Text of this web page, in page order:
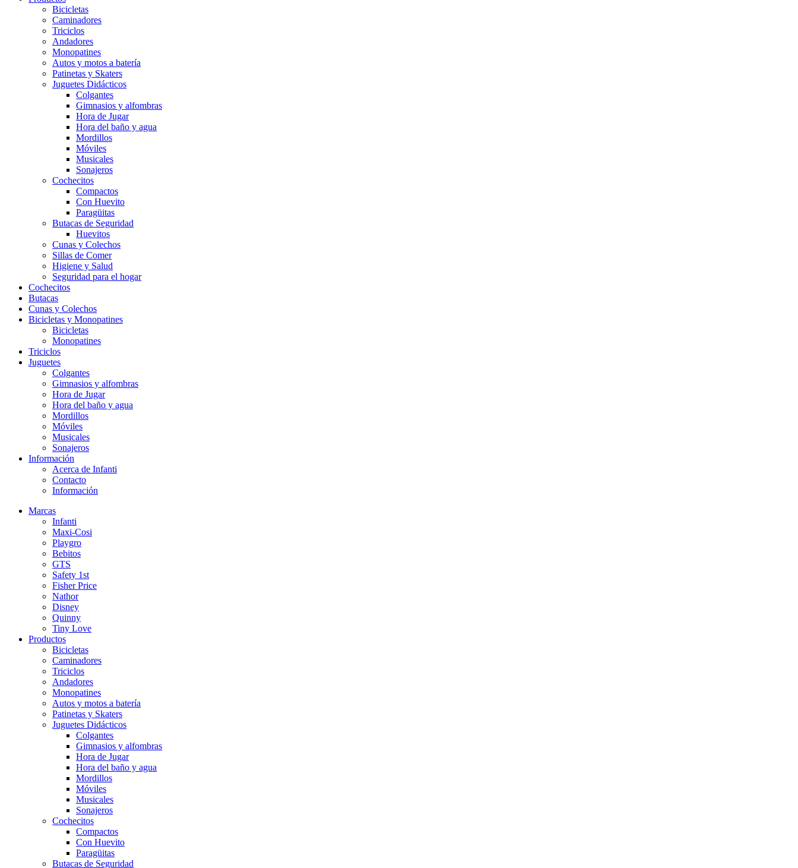
Bicicletas
Caminadores
Triciclos
Andadores
Monopatines
Autos y motos a batería
Patinetas y Skaters
Juguetes Didácticos
Colgantes
Gimnasios y alfombras
Hora de Jugar
Hora del baño y agua
Mordillos
Móviles
Musicales
Sonajeros
Cochecitos
Compactos
Con Huevito
Paragüitas
Butacas de Seguridad
Huevitos
Cunas y Colechos
Sillas de Comer
Higiene y Salud
Seguridad para el hogar
Cochecitos
Butacas
Cunas y Colechos
Bicicletas y Monopatines
Bicicletas
Monopatines
Triciclos
Juguetes
Colgantes
Gimnasios y alfombras
Hora de Jugar
Hora del baño y agua
Mordillos
Móviles
Musicales
Sonajeros
Información
Acerca de Infanti
Contacto
Información
Marcas
Infanti
Maxi-Cosi
Playgro
Bebitos
GTS
Safety 1st
Fisher Price
Nathor
Disney
Quinny
Tiny Love
Productos
Bicicletas
Caminadores
Triciclos
Andadores
Monopatines
Autos y motos a batería
Patinetas y Skaters
Juguetes Didácticos
Colgantes
Gimnasios y alfombras
Hora de Jugar
Hora del baño y agua
Mordillos
Móviles
Musicales
Sonajeros
Cochecitos
Compactos
Con Huevito
Paragüitas
Butacas de Seguridad